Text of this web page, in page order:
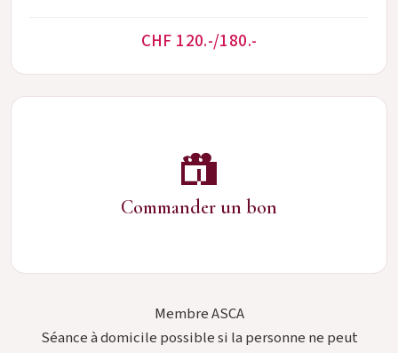
CHF 120.-/180.-
Commander un bon
Membre ASCA
Séance à domicile possible si la personne ne peut